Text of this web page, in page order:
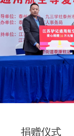
捐赠仪式